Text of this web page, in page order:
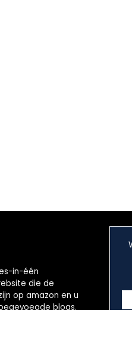
in-één
die de
op amazon en u
blogs.